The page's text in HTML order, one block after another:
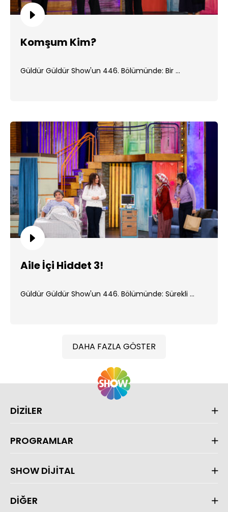
Komşum Kim?
Güldür Güldür Show'un 446. Bölümünde: Bir ...
Aile İçi Hiddet 3!
Güldür Güldür Show'un 446. Bölümünde: Sürekli ...
DAHA FAZLA GÖSTER
DİZİLER
PROGRAMLAR
SHOW DİJİTAL
DİĞER